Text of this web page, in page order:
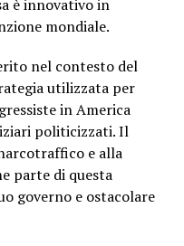
è innovativo in
mondiale.
nel contesto del
utilizzata per
in America
politicizzati. Il
e alla
parte di questa
governo e ostacolare